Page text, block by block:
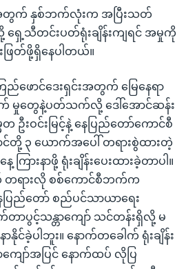
မှုအတွက် နှစ်ဘက်လုံးက အပြီးသတ်
ရှေ့သီတင်းပတ်ရုံးချိန်းကျရင် အမှုကို
ြတ်ဖို့ရှိနေပါတယ်။
ည်ဖောင်ဒေးရှင်းအတွက် မြေနေရာ
မှုတွေနဲ့ပတ်သက်လို့ ဒေါ်အောင်ဆန်း
ဦးဝင်းမြင့်နဲ့ နေပြည်တော်ကောင်စီ
ာင်တို့ ၃ ယောက်အပေါ် တရားစွဲထားတဲ့
ားနာဖို့ ရုံးချိန်းပေးထားခဲ့တာပါ။
တရားလို စစ်ကောင်စီဘက်က
တော် စည်ပင်သာယာရေး
ာပွင့်သန္တာကျော် သင်တန်းရှိလို့ မ
င်ခဲ့ပါဘူး။ နောက်တခေါက် ရုံးချိန်း
ကျော်အပြင် နောက်ထပ် လိုပြ